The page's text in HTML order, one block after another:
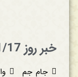
خبر روز 1402/01/17